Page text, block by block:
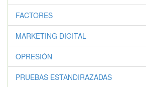
FACTORES
MARKETING DIGITAL
OPRESIÓN
PRUEBAS ESTANDIRAZADAS